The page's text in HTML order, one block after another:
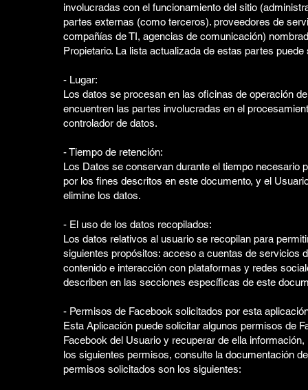
involucradas con el funcionamiento del sitio
partes externas (como terceros). proveedores de
compañías de TI, agencias de comunicación)
Propietario. La lista actualizada de estas partes
- Lugar:
Los datos se procesan en las oficinas de operación
encuentren las partes involucradas en el
controlador de datos.
- Tiempo de retención:
Los Datos se conservan durante el tiempo necesario
por los fines descritos en este documento, y el
elimine los datos.
- El uso de los datos recopilados:
Los datos relativos al usuario se recopilan para
siguientes propósitos: acceso a cuentas de servicios
contenido e interacción con plataformas y redes
describen en las secciones específicas de este
- Permisos de Facebook solicitados por esta
Esta Aplicación puede solicitar algunos permisos de
Facebook del Usuario y recuperar de ella
los siguientes permisos, consulte la documentación
permisos solicitados son los siguientes: